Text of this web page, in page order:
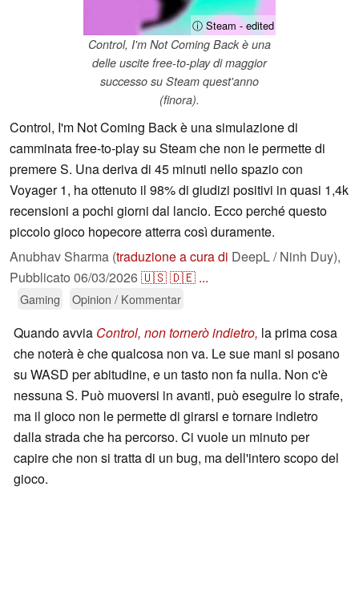
ⓘ Steam - edited
Control, I'm Not Coming Back è una
delle uscite free-to-play di maggior
successo su Steam quest'anno
(finora).
Control, I'm Not Coming Back è una simulazione di
camminata free-to-play su Steam che non le permette di
premere S. Una deriva di 45 minuti nello spazio con
Voyager 1, ha ottenuto il 98% di giudizi positivi in quasi 1,4k
recensioni a pochi giorni dal lancio. Ecco perché questo
piccolo gioco hopecore atterra così duramente.
Anubhav Sharma (traduzione a cura di DeepL / Ninh Duy),
Pubblicato 06/03/2026🇺🇸🇩🇪 ...
Gaming Opinion / Kommentar
Quando avvia Control, non tornerò indietro, la prima cosa
che noterà è che qualcosa non va. Le sue mani si posano
su WASD per abitudine, e un tasto non fa nulla. Non c'è
nessuna S. Può muoversi in avanti, può eseguire lo strafe,
ma il gioco non le permette di girarsi e tornare indietro
dalla strada che ha percorso. Ci vuole un minuto per
capire che non si tratta di un bug, ma dell'intero scopo del
gioco.